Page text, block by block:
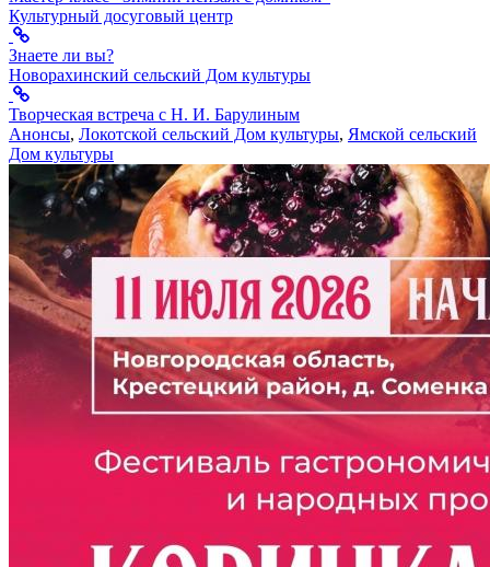
Культурный досуговый центр
Знаете ли вы?
Новорахинский сельский Дом культуры
Творческая встреча с Н. И. Барулиным
Анонсы, Локотской сельский Дом культуры, Ямской сельский
Дом культуры